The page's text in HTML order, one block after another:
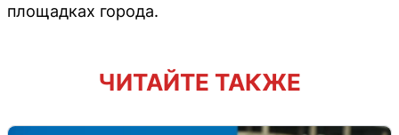
площадках города.
ЧИТАЙТЕ ТАКЖЕ